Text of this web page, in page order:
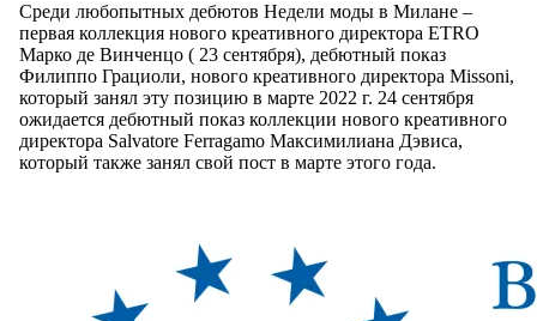
Среди любопытных дебютов Недели моды в Милане –
первая коллекция нового креативного директора ETRO
Марко де Винченцо ( 23 сентября), дебютный показ
Филиппо Грациоли, нового креативного директора Missoni,
который занял эту позицию в марте 2022 г. 24 сентября
ожидается дебютный показ коллекции нового креативного
директора Salvatore Ferragamo Максимилиана Дэвиса,
который также занял свой пост в марте этого года.